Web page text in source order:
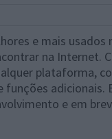
e mais usados
na Internet.
plataforma,
funções adicionais.
e em